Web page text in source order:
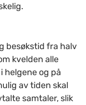
besøkstid fra halv
kvelden alle
helgene og på
av tiden skal
samtaler, slik